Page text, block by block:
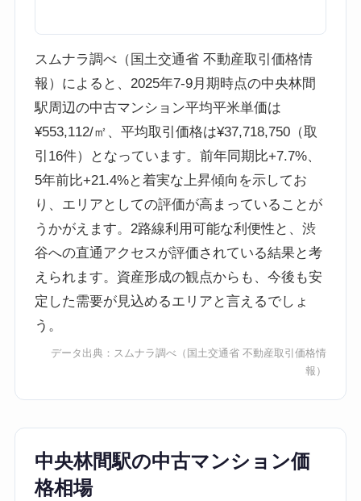
スムナラ調べ（国土交通省 不動産取引価格情
報）によると、2025年7-9月期時点の中央林間
駅周辺の中古マンション平均平米単価は
¥553,112/㎡、平均取引価格は¥37,718,750（取
引16件）となっています。前年同期比+7.7%、
5年前比+21.4%と着実な上昇傾向を示してお
り、エリアとしての評価が高まっていることが
うかがえます。2路線利用可能な利便性と、渋
谷への直通アクセスが評価されている結果と考
えられます。資産形成の観点からも、今後も安
定した需要が見込めるエリアと言えるでしょ
う。
データ出典： スムナラ調べ （国土交通省 不動産取引価格情
報）
中央林間駅の中古マンション価
格相場